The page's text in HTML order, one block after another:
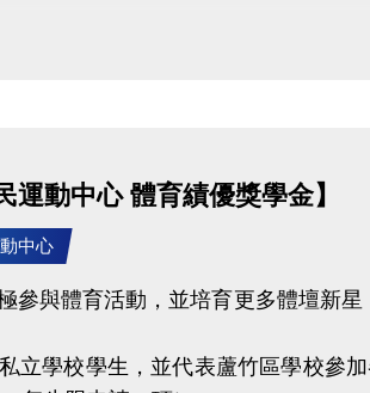
動中心 體育績優獎學金】
中心
參與體育活動，並培育更多體壇新
立學校學生，並代表蘆竹區學校參